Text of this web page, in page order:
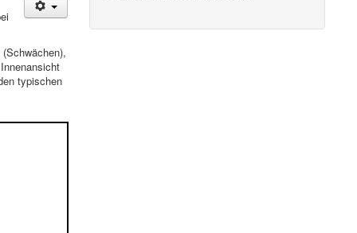
typischen